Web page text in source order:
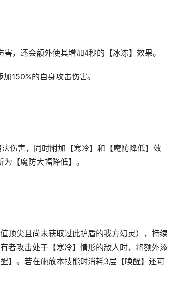
，还会额外使其增加4秒的【冰冻】效果。
150%的自身攻击伤害。
伤害，同时附加【寒冷】和【魔防降低】效
【魔防大幅降低】。
顶尖且尚未获取过此护盾的我方幻灵），持续
者攻击处于【寒冷】情形的敌人时，将额外添
】。若在施放本技能时消耗3层【唤醒】还可